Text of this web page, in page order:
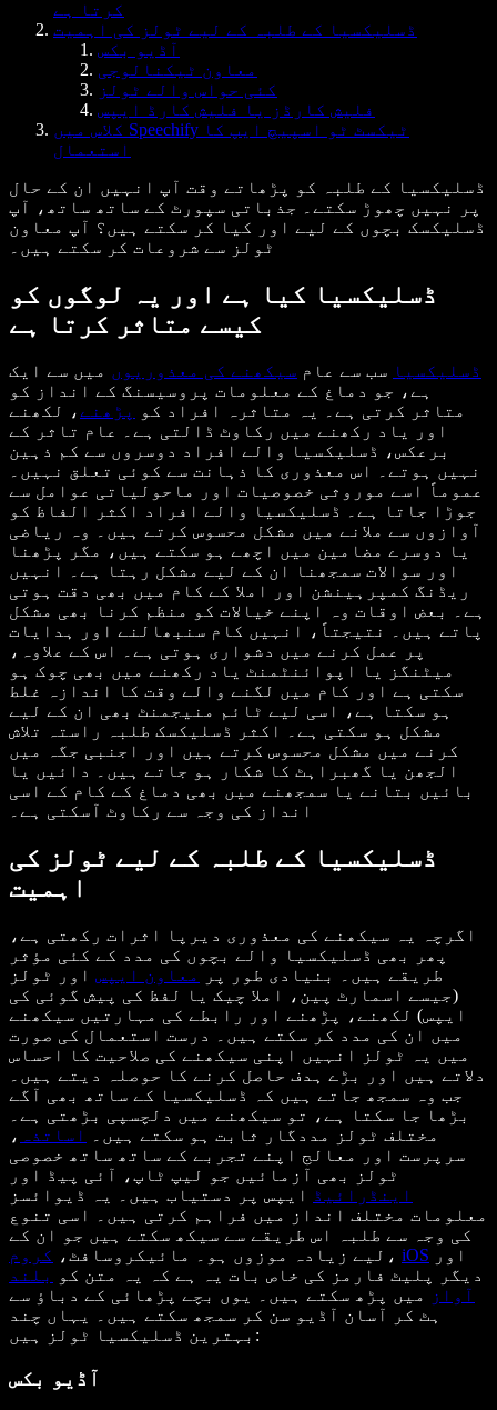
کرتا ہے
ڈسلیکسیا کے طلبہ کے لیے ٹولز کی اہمیت
آڈیو بکس
معاون ٹیکنالوجی
کئی حواس والے ٹولز
فلیش کارڈز یا فلیش کارڈ ایپس
کلاس میں Speechify ٹیکسٹ ٹو اسپیچ ایپ کا
استعمال
ڈسلیکسیا کے طلبہ کو پڑھاتے وقت آپ انہیں ان کے حال
پر نہیں چھوڑ سکتے۔ جذباتی سپورٹ کے ساتھ ساتھ، آپ
ڈسلیکسک بچوں کے لیے اور کیا کر سکتے ہیں؟ آپ معاون
ٹولز سے شروعات کر سکتے ہیں۔
ڈسلیکسیا کیا ہے اور یہ لوگوں کو
کیسے متاثر کرتا ہے
ڈسلیکسیا سب سے عام سیکھنے کی معذوریوں میں سے ایک
ہے، جو دماغ کے معلومات پروسیسنگ کے انداز کو
متاثر کرتی ہے۔ یہ متاثرہ افراد کو
پڑھنے، لکھنے
اور یاد رکھنے میں رکاوٹ ڈالتی ہے۔ عام تاثر کے
برعکس، ڈسلیکسیا والے افراد دوسروں سے کم ذہین
نہیں ہوتے۔ اس معذوری کا ذہانت سے کوئی تعلق نہیں۔
عموماً اسے موروثی خصوصیات اور ماحولیاتی عوامل سے
جوڑا جاتا ہے۔ ڈسلیکسیا والے افراد اکثر الفاظ کو
آوازوں سے ملانے میں مشکل محسوس کرتے ہیں۔ وہ ریاضی
یا دوسرے مضامین میں اچھے ہو سکتے ہیں، مگر پڑھنا
اور سوالات سمجھنا ان کے لیے مشکل رہتا ہے۔ انہیں
ریڈنگ کمپرہینشن اور املا کے کام میں بھی دقت ہوتی
ہے۔ بعض اوقات وہ اپنے خیالات کو منظم کرنا بھی مشکل
پاتے ہیں۔ نتیجتاً، انہیں کام سنبھالنے اور ہدایات
پر عمل کرنے میں دشواری ہوتی ہے۔ اس کے علاوہ،
میٹنگز یا اپوائنٹمنٹ یاد رکھنے میں بھی چوک ہو
سکتی ہے اور کام میں لگنے والے وقت کا اندازہ غلط
ہو سکتا ہے، اسی لیے ٹائم منیجمنٹ بھی ان کے لیے
مشکل ہو سکتی ہے۔ اکثر ڈسلیکسک طلبہ راستہ تلاش
کرنے میں مشکل محسوس کرتے ہیں اور اجنبی جگہ میں
الجھن یا گھبراہٹ کا شکار ہو جاتے ہیں۔ دائیں یا
بائیں بتانے یا سمجھنے میں بھی دماغ کے کام کے اسی
انداز کی وجہ سے رکاوٹ آسکتی ہے۔
ڈسلیکسیا کے طلبہ کے لیے ٹولز کی
اہمیت
اگرچہ یہ سیکھنے کی معذوری دیرپا اثرات رکھتی ہے،
پھر بھی ڈسلیکسیا والے بچوں کی مدد کے کئی مؤثر
طریقے ہیں۔ بنیادی طور پر
معاون ایپس اور ٹولز
(جیسے اسمارٹ پین، املا چیک یا لفظ کی پیش گوئی کی
ایپس) لکھنے، پڑھنے اور رابطے کی مہارتیں سیکھنے
میں ان کی مدد کر سکتے ہیں۔ درست استعمال کی صورت
میں یہ ٹولز انہیں اپنی سیکھنے کی صلاحیت کا احساس
دلاتے ہیں اور بڑے ہدف حاصل کرنے کا حوصلہ دیتے ہیں۔
جب وہ سمجھ جاتے ہیں کہ ڈسلیکسیا کے ساتھ بھی آگے
بڑھا جا سکتا ہے، تو سیکھنے میں دلچسپی بڑھتی ہے۔
مختلف ٹولز مددگار ثابت ہو سکتے ہیں۔
اساتذہ
،
سرپرست اور معالج اپنے تجربے کے ساتھ ساتھ خصوصی
ٹولز بھی آزمائیں جو لیپ ٹاپ، آئی پیڈ اور
اینڈرائیڈ
ایپس پر دستیاب ہیں۔ یہ ڈیوائسز
معلومات مختلف انداز میں فراہم کرتی ہیں۔ اسی تنوع
کی وجہ سے طلبہ اس طریقے سے سیکھ سکتے ہیں جو ان کے
لیے زیادہ موزوں ہو۔ مائیکروسافٹ، کروم ، iOS
دیگر پلیٹ فارمز کی خاص بات یہ ہے کہ یہ متن کو
بلند
آواز
میں پڑھ سکتے ہیں۔ یوں بچے پڑھائی کے دباؤ سے
ہٹ کر آسان آڈیو سن کر سمجھ سکتے ہیں۔ یہاں چند
بہترین ڈسلیکسیا ٹولز ہیں:
آڈیو بکس